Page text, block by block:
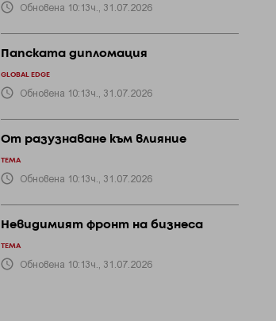
Обновена 10:13ч., 31.07.2026
Папската дипломация
GLOBAL EDGE
Обновена 10:13ч., 31.07.2026
От разузнаване към влияние
ТЕМА
Обновена 10:13ч., 31.07.2026
Невидимият фронт на бизнеса
ТЕМА
Обновена 10:13ч., 31.07.2026